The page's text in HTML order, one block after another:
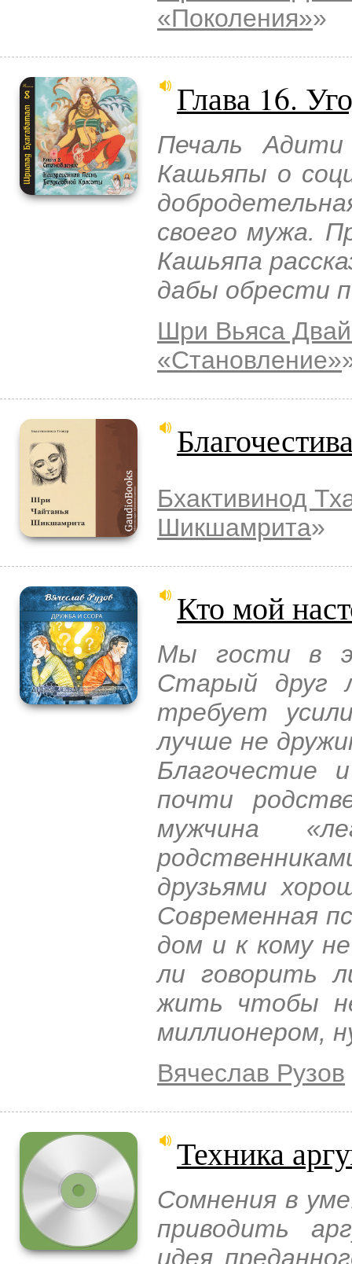
«Поколения»»
Глава 16.
Печаль
Кашьяпы о
своего мужа.
Кашьяпа
дабы обрести
Шри Вьяса
«Становление»
Бхактивинод
Шикшамрита»
Кто мой
Мы гости в
Старый друг
требует
лучше не
Благочестие
почти
мужчина
друзьями
Современная
дом и к кому
ли говорить
жить чтобы
миллионером,
Вячеслав Рузов
Техника
Сомнения в
приводить
идея